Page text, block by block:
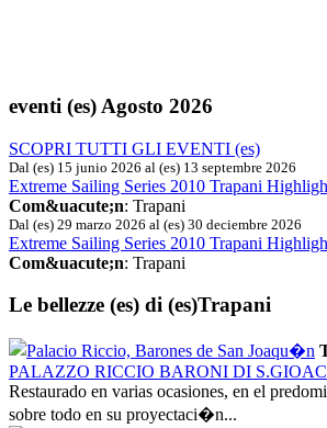
eventi (es) Agosto 2026
SCOPRI TUTTI GLI EVENTI (es)
Dal (es) 15 junio 2026 al (es) 13 septembre 2026
Extreme Sailing Series 2010 Trapani
Com&uacute;n: Trapani
Dal (es) 29 marzo 2026 al (es) 30 deciembre 2026
Extreme Sailing Series 2010 Trapani
Com&uacute;n: Trapani
Le bellezze (es) di (es)Trapani
PALAZZO RICCIO BARONI DI
Restaurado en varias ocasiones, en el
sobre todo en su proyectaci�n...